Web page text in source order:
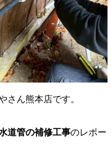
さん熊本店です。
道管の補修工事のレポー